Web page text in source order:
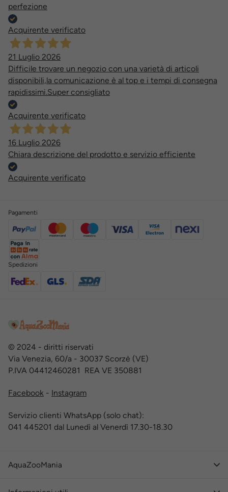
perfezione
Acquirente verificato
21 Luglio 2026
Difficile trovare un negozio con una varietà di articoli
disponibili,la comunicazione è al top e i tempi di consegna
rapidissimi.Super consigliato
Acquirente verificato
16 Luglio 2026
Chiara descrizione del prodotto e servizio efficiente
Acquirente verificato
Pagamenti
Spedizioni
© 2024 - diritti riservati
Via Venezia, 60/a - 30037 Scorzè (VE)
P.IVA 04412460281 REA VE 350881
Facebook - Instagram
Servizio clienti WhatsApp (solo chat):
041 445201 dal Lunedì al Venerdì 17.30-18.30
AquaZooMania